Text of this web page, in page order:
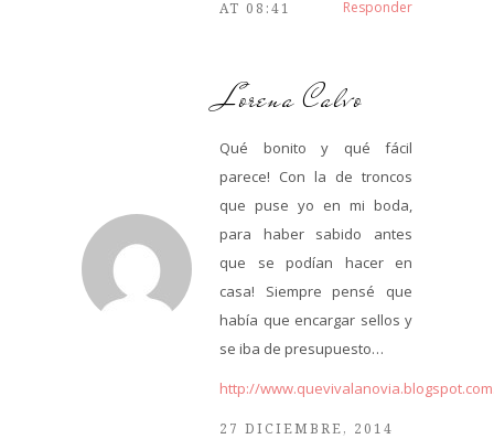
AT 08:41 Responder
Lorena Calvo
Qué bonito y qué fácil
parece! Con la de troncos
que puse yo en mi boda,
para haber sabido antes
que se podían hacer en
casa! Siempre pensé que
había que encargar sellos y
se iba de presupuesto…
http://
27 DICIEMBRE, 2014